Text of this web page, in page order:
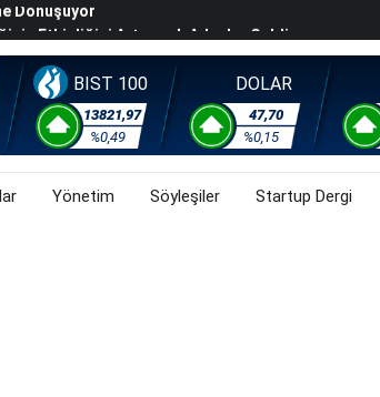
Etkinliğini Artıracak Adımlar Geldi
119,5 Milyar Liralık Sukuk Ihraç Etti
ABD'de Açıklanacak Tarım Dışı Istihdam
Yönetim Yapılanmasına Geçti
Dönüşüyor
BIST 100
13821,97
%0,49
DOLAR
47,70
%0,15
Yönetim Söyleşiler Startup Dergi